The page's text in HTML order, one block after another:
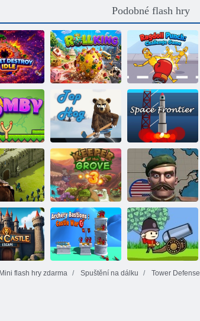
Podobné flash hry
planety
režimu
Královské válení
Udeř do hadrové
panenky
Zbavte se Vesmírná čára
online Keeper Grove 3
Král: Světová
válka
Mini flash hry zdarma Spuštění na dálku Tower Defense